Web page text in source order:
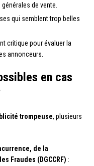
de vente.
qui semblent trop belles
critique pour évaluer la
annonceurs.
en cas
trompeuse, plusieurs
de la
Fraudes (DGCCRF) :